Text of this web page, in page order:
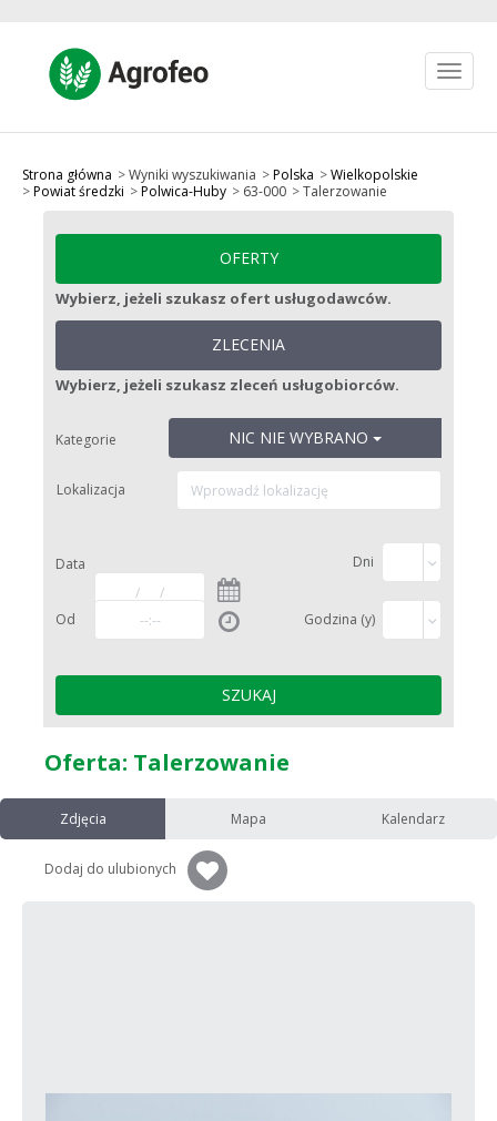
Toggle
Jak to działa?
Ulubione
zł PLN
OPUBLIKUJ OFERTĘ
Strona główna Wyniki wyszukiwania Polska
Wielkopolskie
Powiat średzki
Polwica-Huby 63-000 Talerzowanie
OFERTY
Wybierz, jeżeli szukasz ofert usługodawców.
ZLECENIA
Wybierz, jeżeli szukasz zleceń usługobiorców.
Kategorie NIC NIE WYBRANO
Lokalizacja
Data Dni
Od Godzina (y)
Oferta: Talerzowanie
Zdjęcia Mapa Kalendarz
Dodaj do ulubionych